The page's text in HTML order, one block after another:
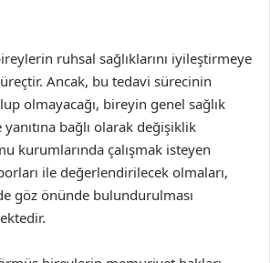
ruhsal sağlıklarını iyileştirmeye
Ancak, bu tedavi sürecinin
olmayacağı, bireyin genel sağlık
bağlı olarak değişiklik
kurumlarında çalışmak isteyen
ile değerlendirilecek olmaları,
göz önünde bulundurulması